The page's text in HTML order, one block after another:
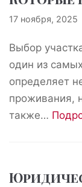
17 ноября, 2025
Выбор
один из
определяет
проживания,
также…